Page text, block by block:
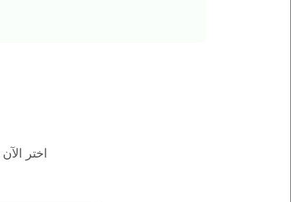
اختر الآن